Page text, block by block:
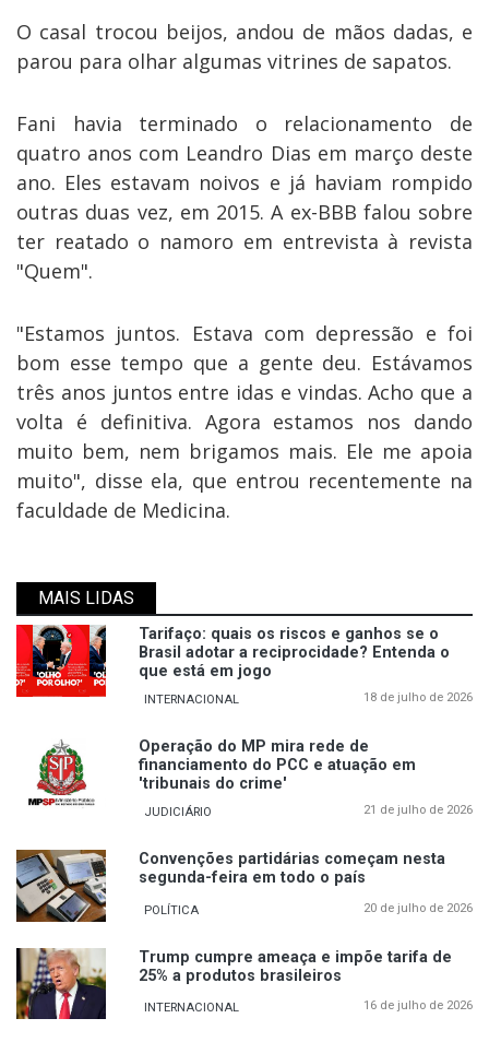
O casal trocou beijos, andou de mãos dadas, e
parou para olhar algumas vitrines de sapatos.
Fani havia terminado o relacionamento de
quatro anos com Leandro Dias em março deste
ano. Eles estavam noivos e já haviam rompido
outras duas vez, em 2015. A ex-BBB falou sobre
ter reatado o namoro em entrevista à revista
"Quem".
"Estamos juntos. Estava com depressão e foi
bom esse tempo que a gente deu. Estávamos
três anos juntos entre idas e vindas. Acho que a
volta é definitiva. Agora estamos nos dando
muito bem, nem brigamos mais. Ele me apoia
muito", disse ela, que entrou recentemente na
faculdade de Medicina.
MAIS LIDAS
Tarifaço: quais os riscos e ganhos se o
Brasil adotar a reciprocidade? Entenda o
que está em jogo
INTERNACIONAL 18 de julho de 2026
Operação do MP mira rede de
financiamento do PCC e atuação em
'tribunais do crime'
JUDICIÁRIO 21 de julho de 2026
Convenções partidárias começam nesta
segunda-feira em todo o país
POLÍTICA 20 de julho de 2026
Trump cumpre ameaça e impõe tarifa de
25% a produtos brasileiros
INTERNACIONAL 16 de julho de 2026